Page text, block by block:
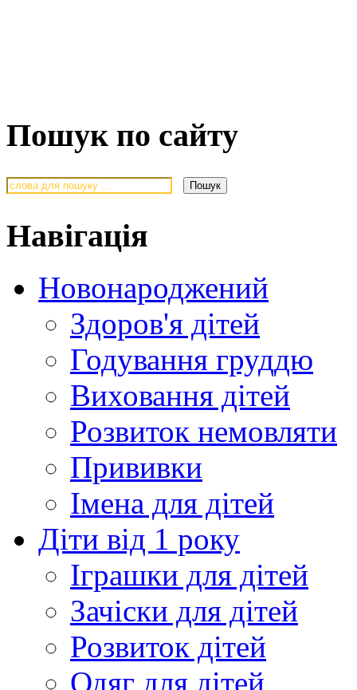
Пошук по сайту
Навігація
Новонароджений
Здоров'я дітей
Годування груддю
Виховання дітей
Розвиток немовляти
Прививки
Імена для дітей
Діти від 1 року
Іграшки для дітей
Зачіски для дітей
Розвиток дітей
Одяг для дітей